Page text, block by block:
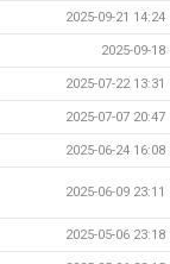
2025-09-21 14:24
2025-09-18
2025-07-22 13:31
2025-07-07 20:47
2025-06-24 16:08
2025-06-09 23:11
2025-05-06 23:18